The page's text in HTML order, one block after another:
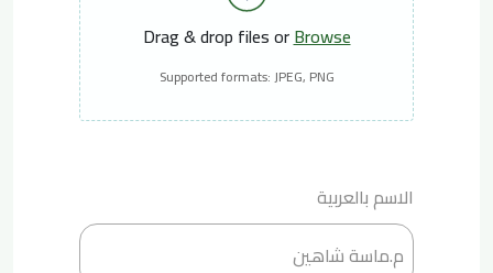
Drag & drop files orBrowse
Supported formats: JPEG, PNG
الاسم بالعربية